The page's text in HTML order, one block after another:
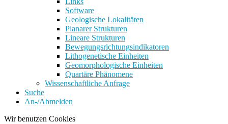
Software
Geologische Lokalitäten
Planarer Strukturen
Lineare Strukturen
Bewegungsrichtungsindikatoren
Lithogenetische Einheiten
Geomorphologische Einheiten
Quartäre Phänomene
Wissenschaftliche Anfrage
Suche
An-/Abmelden
Wir benutzen Cookies